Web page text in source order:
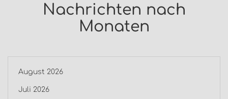
Nachrichten nach
Monaten
August 2026
Juli 2026